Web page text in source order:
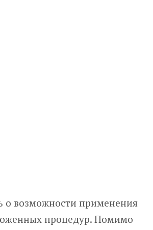
о возможности применения
процедур. Помимо